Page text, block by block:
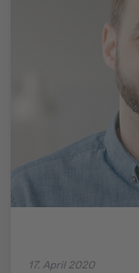
17. April 2020